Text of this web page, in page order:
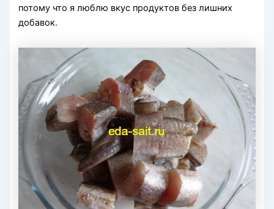
потому что я люблю вкус продуктов без лишних
добавок.